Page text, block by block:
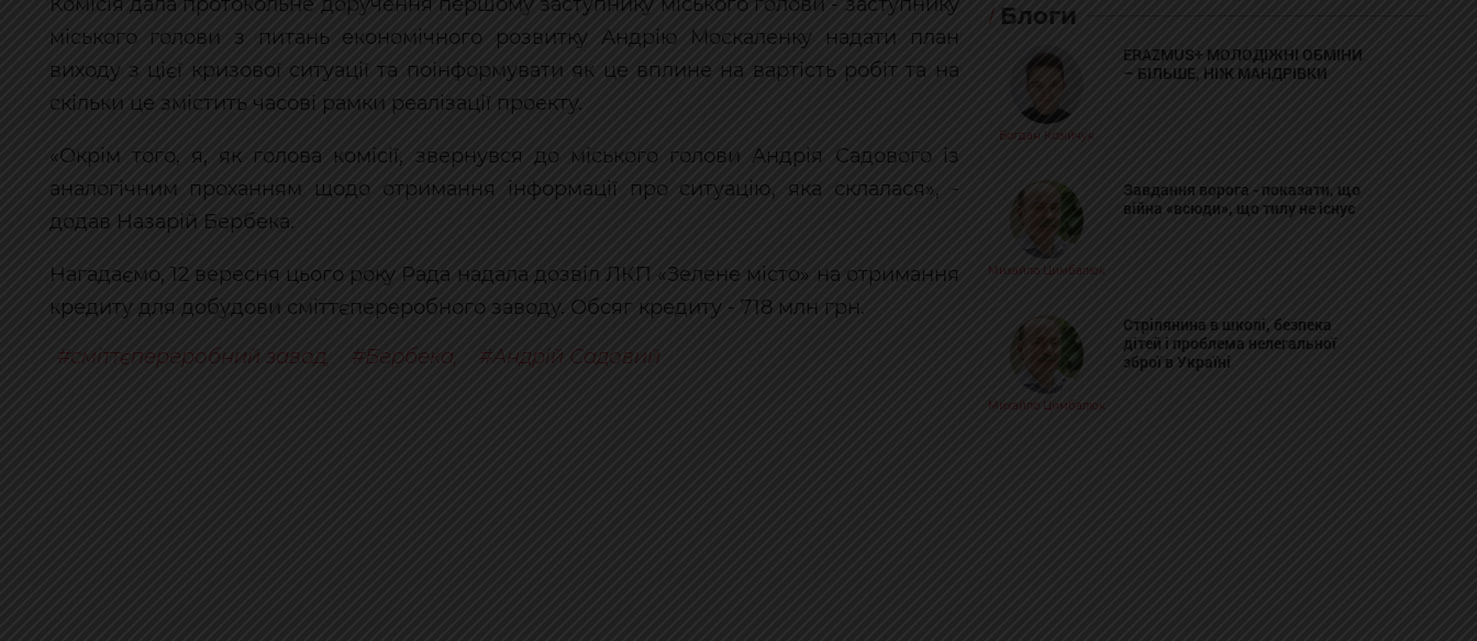
міського голови з питань економічного розвитку Андрію Москаленку надати план
виходу з цієї кризової ситуації та поінформувати як це вплине на вартість робіт та на
скільки це змістить часові рамки реалізації проекту.
«Окрім того, я, як голова комісії, звернувся до міського голови Андрія Садового із
аналогічним проханням щодо отримання інформації про ситуацію, яка склалася», -
додав Назарій Бербека.
Нагадаємо, 12 вересня цього року Рада надала дозвіл ЛКП «Зелене місто» на отримання
кредиту для добудови сміттєпереробного заводу. Обсяг кредиту - 718 млн грн.
сміттєпереробний завод, Бербека, Андрій Садовий
Блоги
Богдан Козійчук
ERAZMUS+ МОЛОДІЖНІ ОБМІНИ
– БІЛЬШЕ, НІЖ МАНДРІВКИ
Михайло Цимбалюк
Завдання ворога - показати, що
війна «всюди», що тилу не існує
Михайло Цимбалюк
Стрілянина в школі, безпека
дітей і проблема нелегальної
зброї в Україні